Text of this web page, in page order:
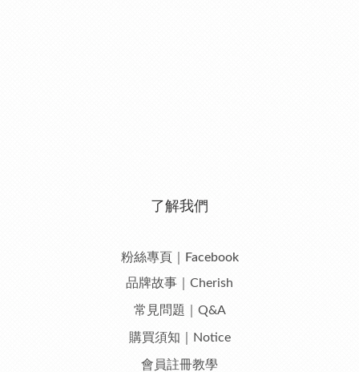
了解我們
粉絲專頁｜Facebook
品牌故事｜Cherish
常見問題｜Q&A
購買須知｜Notice
會員註冊教學